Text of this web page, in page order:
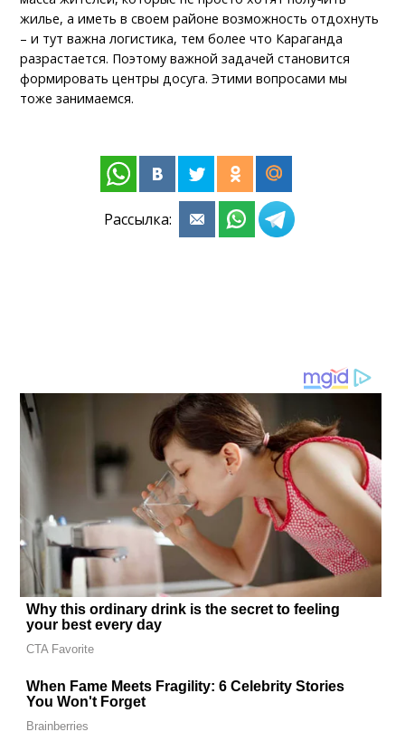
жилье, а иметь в своем районе возможность отдохнуть
– и тут важна логистика, тем более что Караганда
разрастается. Поэтому важной задачей становится
формировать центры досуга. Этими вопросами мы
тоже занимаемся.
Рассылка: